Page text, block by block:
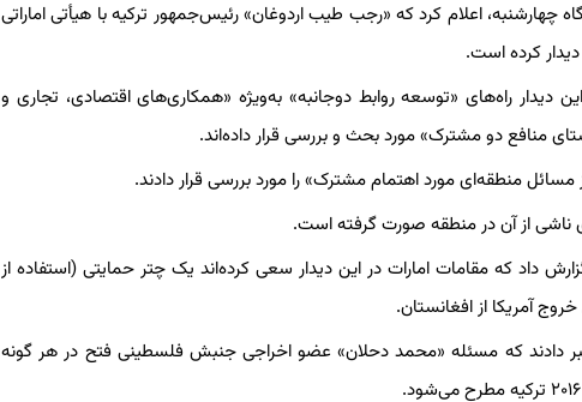
اعلام کرد که «رجب طیب اردوغان» رئیس‌جمهور ترکیه با هیأتی اماراتی
کرده است.
دیدار راه‌های «توسعه روابط دوجانبه» به‌ویژه «همکاری‌های اقتصادی، تجاری و
منافع دو مشترک» مورد بحث و بررسی قرار داده‌اند.
منطقه‌ای مورد اهتمام مشترک» را مورد بررسی قرار دادند.
ناشی از آن در منطقه صورت گرفته است.
داد که مقامات امارات در این دیدار سعی کرده‌اند یک چتر حمایتی (استفاده از
آمریکا از افغانستان.
خبر دادند که مسئله «محمد دحلان»‌ عضو اخراجی جنبش فلسطینی فتح در هر گونه